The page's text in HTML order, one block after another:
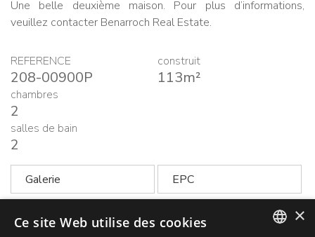
Une belle deuxième maison. Pour plus d’informations,
veuillez contacter Benarroch Real Estate.
REFERENCE
208-00900P
chambres
2
salles de bain
2
construit
113m²
Galerie EPC
Imprimer le PDF Partager ×
Ce site Web utilise des cookies